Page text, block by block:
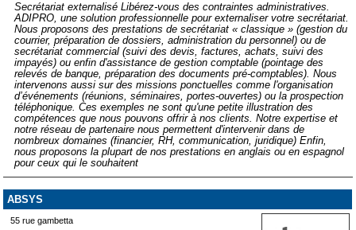
Secrétariat externalisé Libérez-vous des contraintes administratives.
ADIPRO, une solution professionnelle pour externaliser votre secrétariat.
Nous proposons des prestations de secrétariat « classique » (gestion du
courrier, préparation de dossiers, administration du personnel) ou de
secrétariat commercial (suivi des devis, factures, achats, suivi des
impayés) ou enfin d'assistance de gestion comptable (pointage des
relevés de banque, préparation des documents pré-comptables). Nous
intervenons aussi sur des missions ponctuelles comme l'organisation
d’événements (réunions, séminaires, portes-ouvertes) ou la prospection
téléphonique. Ces exemples ne sont qu'une petite illustration des
compétences que nous pouvons offrir à nos clients. Notre expertise et
notre réseau de partenaire nous permettent d'intervenir dans de
nombreux domaines (financier, RH, communication, juridique) Enfin,
nous proposons la plupart de nos prestations en anglais ou en espagnol
pour ceux qui le souhaitent
ABSYS
55 rue gambetta